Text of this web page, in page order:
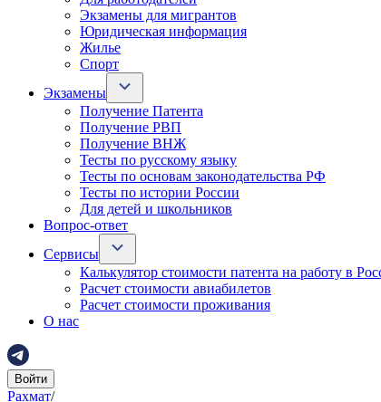
Экзамены для мигрантов
Юридическая информация
Жилье
Спорт
Экзамены
Получение Патента
Получение РВП
Получение ВНЖ
Тесты по русскому языку
Тесты по основам законодательства РФ
Тесты по истории России
Для детей и школьников
Вопрос-ответ
Сервисы
Калькулятор стоимости патента на работу в
Расчет стоимости авиабилетов
Расчет стоимости проживания
О нас
Войти
Рахмат/